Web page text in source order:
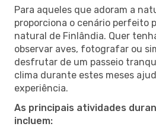
Para aqueles que adoram a
proporciona o cenário perfeito
natural de Finlândia. Quer
observar aves, fotografar ou
desfrutar de um passeio
clima durante estes meses
experiência.
As principais atividades
incluem: